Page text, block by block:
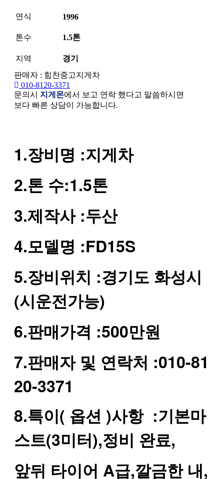
연식 1996
톤수 1.5톤
지역
경기
판매자 : 힘찬중고지게차
010-8120-3371
문의시 지게몬에서 보고 연락 했다고 말씀하시면
보다 빠른 상담이 가능합니다.
1.장비명 :지게차
2.톤 수:1.5톤
3.제작사 :두산
4.모델명 :FD15S
5.장비위치 :경기도 화성시
(시운전가능)
6.판매가격 :500만원
7.판매자 및 연락처 :010-81
20-3371
8.특이( 옵션 )사항 :기본마
스트(3미터),정비 완료,
앞뒤 타이어 A급,깔금한 내,